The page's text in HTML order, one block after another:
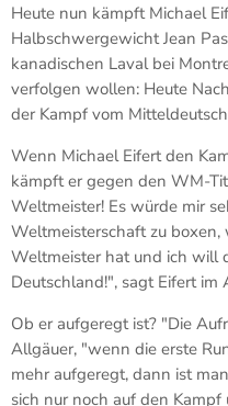
Heute nun kämpft Michael
Halbschwergewicht Jean
kanadischen Laval bei
verfolgen wollen: Heute
der Kampf vom
Wenn Michael Eifert den
kämpft er gegen den WM-
Weltmeister! Es würde mir
Weltmeisterschaft zu
Weltmeister hat und ich will
Deutschland!", sagt Eifert im
Ob er aufgeregt ist? "Die
Allgäuer, "wenn die erste
mehr aufgeregt, dann ist
sich nur noch auf den Kampf